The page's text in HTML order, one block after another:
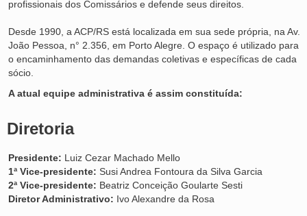
profissionais dos Comissários e defende seus direitos.
Desde 1990, a ACP/RS está localizada em sua sede própria, na Av.
João Pessoa, n° 2.356, em Porto Alegre. O espaço é utilizado para
o encaminhamento das demandas coletivas e específicas de cada
sócio.
A atual equipe administrativa é assim constituída:
Diretoria
Presidente: Luiz Cezar Machado Mello
1ª Vice-presidente: Susi Andrea Fontoura da Silva Garcia
2ª Vice-presidente: Beatriz Conceição Goularte Sesti
Diretor Administrativo: Ivo Alexandre da Rosa